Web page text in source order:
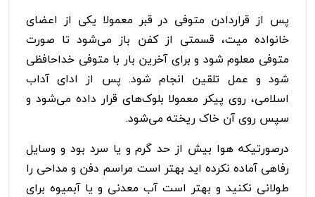
پس از قراردادن متوفی در قبر معمولا یکی از اعضای
خانواده‌ میت، قسمتی از کفن باز می‌شود تا صورت
متوفی معلوم شود و برای آخرین بار با متوفی خداحافظی
شود و عمل تلقین انجام شود. پس از ادای آداب
اسلامی، روی پیکر معمولا بلوک‌های قرار داده می‌شود و
سپس روی آن خاک ریخته می‌شود.
درصورتیکه هوا بیش از حد گرم و یا سرد بود و وسایل
رفاهی آماده نکرده اید بهتر است مراسم دفن و مداحی را
طولانی نکنید و بهتر است آب معدنی و یا آبمیوه برای